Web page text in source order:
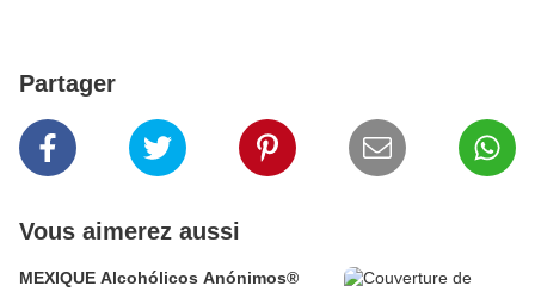
Partager
Vous aimerez aussi
MEXIQUE Alcohólicos Anónimos®